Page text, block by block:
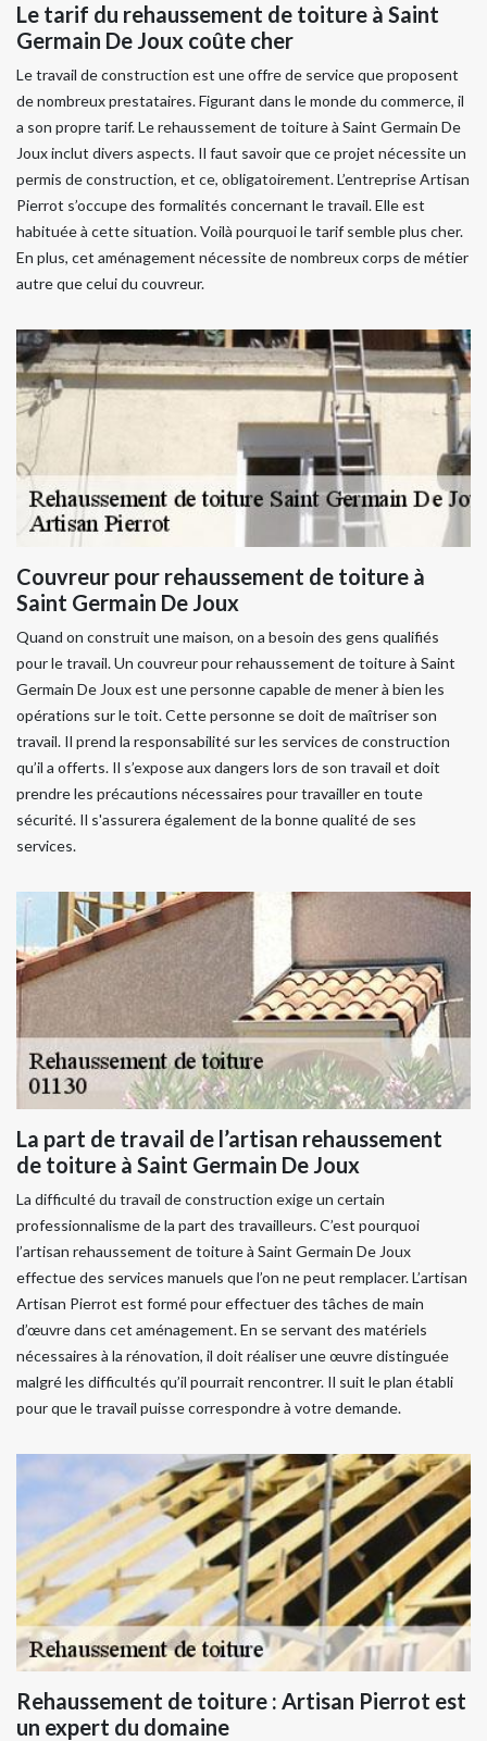
Le tarif du rehaussement de toiture à Saint
Germain De Joux coûte cher
Le travail de construction est une offre de service que proposent
de nombreux prestataires. Figurant dans le monde du commerce, il
a son propre tarif. Le rehaussement de toiture à Saint Germain De
Joux inclut divers aspects. Il faut savoir que ce projet nécessite un
permis de construction, et ce, obligatoirement. L’entreprise Artisan
Pierrot s’occupe des formalités concernant le travail. Elle est
habituée à cette situation. Voilà pourquoi le tarif semble plus cher.
En plus, cet aménagement nécessite de nombreux corps de métier
autre que celui du couvreur.
Couvreur pour rehaussement de toiture à
Saint Germain De Joux
Quand on construit une maison, on a besoin des gens qualifiés
pour le travail. Un couvreur pour rehaussement de toiture à Saint
Germain De Joux est une personne capable de mener à bien les
opérations sur le toit. Cette personne se doit de maîtriser son
travail. Il prend la responsabilité sur les services de construction
qu’il a offerts. Il s’expose aux dangers lors de son travail et doit
prendre les précautions nécessaires pour travailler en toute
sécurité. Il s'assurera également de la bonne qualité de ses
services.
La part de travail de l’artisan rehaussement
de toiture à Saint Germain De Joux
La difficulté du travail de construction exige un certain
professionnalisme de la part des travailleurs. C’est pourquoi
l’artisan rehaussement de toiture à Saint Germain De Joux
effectue des services manuels que l’on ne peut remplacer. L’artisan
Artisan Pierrot est formé pour effectuer des tâches de main
d’œuvre dans cet aménagement. En se servant des matériels
nécessaires à la rénovation, il doit réaliser une œuvre distinguée
malgré les difficultés qu’il pourrait rencontrer. Il suit le plan établi
pour que le travail puisse correspondre à votre demande.
Rehaussement de toiture : Artisan Pierrot est
un expert du domaine